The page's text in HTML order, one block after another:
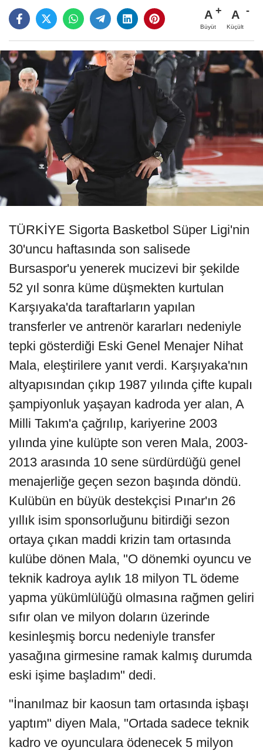
A
Büyüt
A
Küçült
TÜRKİYE Sigorta Basketbol Süper Ligi'nin
30'uncu haftasında son salisede
Bursaspor'u yenerek mucizevi bir şekilde
52 yıl sonra küme düşmekten kurtulan
Karşıyaka'da taraftarların yapılan
transferler ve antrenör kararları nedeniyle
tepki gösterdiği Eski Genel Menajer Nihat
Mala, eleştirilere yanıt verdi. Karşıyaka'nın
altyapısından çıkıp 1987 yılında çifte kupalı
şampiyonluk yaşayan kadroda yer alan, A
Milli Takım'a çağrılıp, kariyerine 2003
yılında yine kulüpte son veren Mala, 2003-
2013 arasında 10 sene sürdürdüğü genel
menajerliğe geçen sezon başında döndü.
Kulübün en büyük destekçisi Pınar'ın 26
yıllık isim sponsorluğunu bitirdiği sezon
ortaya çıkan maddi krizin tam ortasında
kulübe dönen Mala, "O dönemki oyuncu ve
teknik kadroya aylık 18 milyon TL ödeme
yapma yükümlülüğü olmasına rağmen geliri
sıfır olan ve milyon doların üzerinde
kesinleşmiş borcu nedeniyle transfer
yasağına girmesine ramak kalmış durumda
eski işime başladım" dedi.
"İnanılmaz bir kaosun tam ortasında işbaşı
yaptım" diyen Mala, "Ortada sadece teknik
kadro ve oyunculara ödenecek 5 milyon